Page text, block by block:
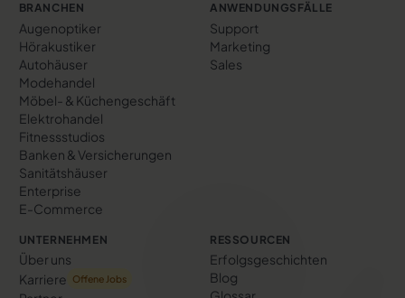
BRANCHEN
Augenoptiker
Hörakustiker
Autohäuser
Modehandel
Möbel- & Küchengeschäft
Elektrohandel
Fitnessstudios
Banken & Versicherungen
Sanitätshäuser
Enterprise
E-Commerce
ANWENDUNGSFÄLLE
Support
Marketing
Sales
UNTERNEHMEN
Über uns
Karriere
Offene Jobs
RESSOURCEN
Erfolgs­geschichten
Blog